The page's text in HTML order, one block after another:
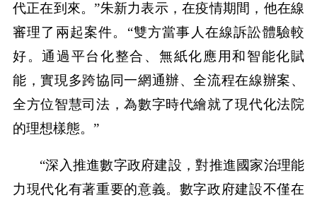
代正在到來。”朱新力表示，在疫情期間，他在線
審理了兩起案件。“雙方當事人在線訴訟體驗較
好。通過平台化整合、無紙化應用和智能化賦
能，實現多跨協同一網通辦、全流程在線辦案、
全方位智慧司法，為數字時代繪就了現代化法院
的理想樣態。”
“深入推進數字政府建設，對推進國家治理能
力現代化有著重要的意義。數字政府建設不僅在